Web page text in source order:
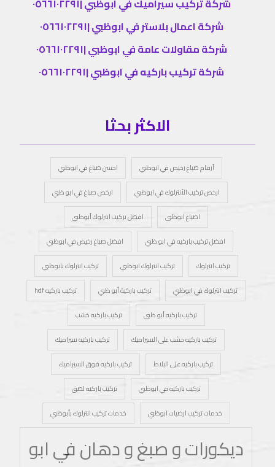
شركة تركيب سيراميك في ابوظبي |٠٥٦٦١٠٢٢٩١
شركة اعمال بلاستر في ابوظبي |٠٥٦٦١٠٢٢٩١
شركة مقاولات عامة في ابوظبي |٠٥٦٦١٠٢٢٩١
شركة تركيب باركيه في ابوظبي |٠٥٦٦١٠٢٢٩١
الاكثر بحثا
أرقام صباغ رخيص في ابوظبي
احسن صباغ في ابوظبي
ارخص تركيب الأنترلوك في ابوظبي
ارخص صباغ في ابو ظبي
اصباغ ابوظبى
افضل تركيب انترلوك أبوظبي
افضل تركيب باركيه في ابو ظبي
افضل صباغ رخيص في ابوظبي
تركيب انترلوك
تركيب انترلوك ابوظبي
تركيب انترلوك بابوظبي
تركيب انترلوك في ابوظبي
تركيب باركية أبو ظبي
تركيب باركيه hdf
تركيب باركيه أبو ظبي
تركيب باركيه خشب
تركيب باركيه خشب على السيراميك
تركيب باركيه سيراميك
تركيب باركيه على البلاط
تركيب باركيه فوق السيراميك
تركيب باركيه في ابوظبي
تركيب باركيه لصق
خدمات تركيب ارضيات ابوظبي
خدمات تركيب انترلوك بأبوظبي
ديكورات و صبغ و دهان في ابو